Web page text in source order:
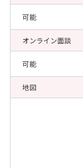
可能
オンライン面談
可能
地図